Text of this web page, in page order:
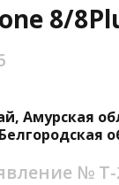
8/
Амурская
№